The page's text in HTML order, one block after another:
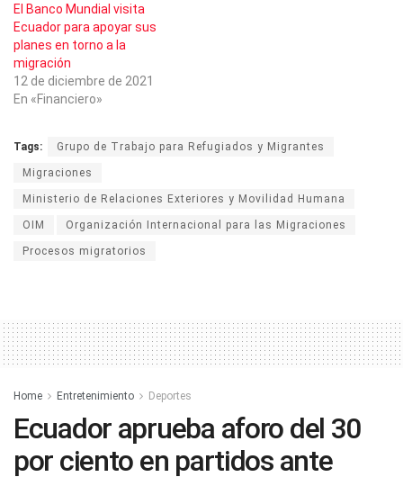
El Banco Mundial visita
Ecuador para apoyar sus
planes en torno a la
migración
12 de diciembre de 2021
En «Financiero»
Tags: Grupo de Trabajo para Refugiados y Migrantes
Migraciones
Ministerio de Relaciones Exteriores y Movilidad Humana
OIM Organización Internacional para las Migraciones
Procesos migratorios
Home Entretenimiento Deportes
Ecuador aprueba aforo del 30
por ciento en partidos ante